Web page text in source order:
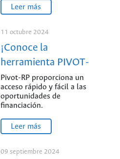
Leer más
11 octubre 2024
¡Conoce la
herramienta PIVOT-
RP!
Pivot-RP proporciona un
acceso rápido y fácil a las
oportunidades de
financiación.
Leer más
09 septiembre 2024